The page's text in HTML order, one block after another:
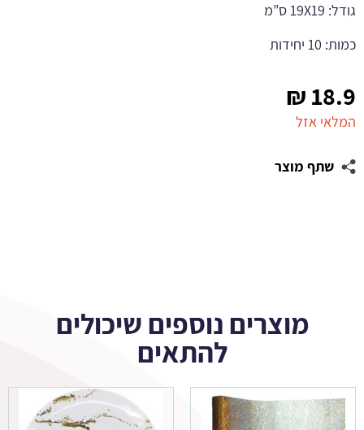
18.9
₪
המלאי אזל
שתף מוצר
גודל: 19X19 ס”מ
כמות: 10 יחידות
מוצרים נוספים שיכולים
להתאים